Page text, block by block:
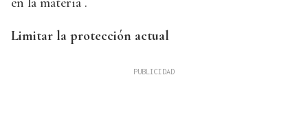
Limitar la protección actual